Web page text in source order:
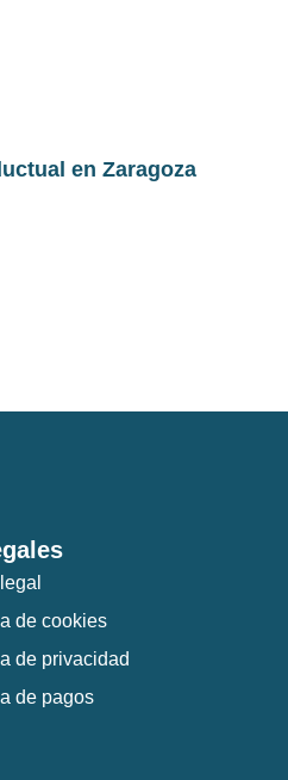
en Zaragoza
de cookies
de privacidad
de pagos